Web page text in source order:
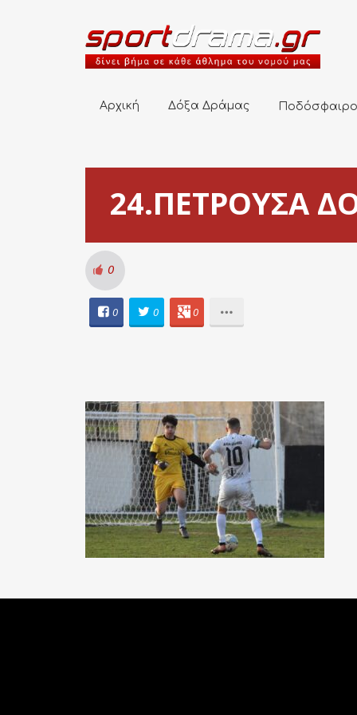
Αρχική Δόξα Δράμας Ποδόσφαιρο
24.ΠΕΤΡΟΥΣΑ
0
0 0 0